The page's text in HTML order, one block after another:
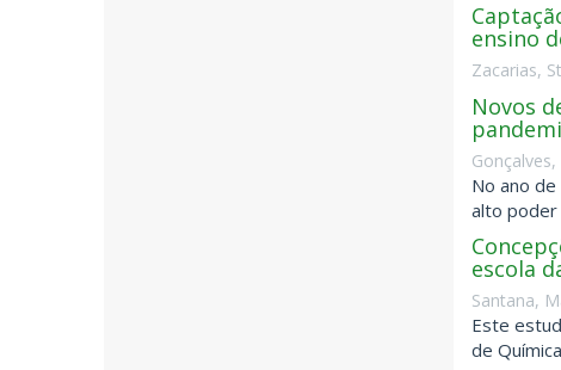
ensino
Zacarias,
Novos
No ano
alto poder
escola
Santana,
Este
de